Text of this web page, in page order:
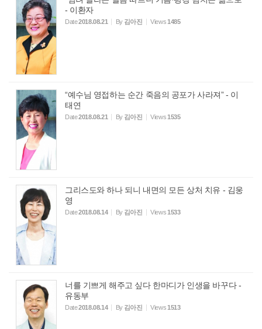
- 이환자
Date2018.08.21 By 김아진 Views1485
“예수님 영접하는 순간 죽음의 공포가 사라져” - 이
태연
Date2018.08.21 By 김아진 Views1535
그리스도와 하나 되니 내면의 모든 상처 치유 - 김웅
영
Date2018.08.14 By 김아진 Views1533
너를 기쁘게 해주고 싶다 한마디가 인생을 바꾸다 -
유동부
Date2018.08.14 By 김아진 Views1513